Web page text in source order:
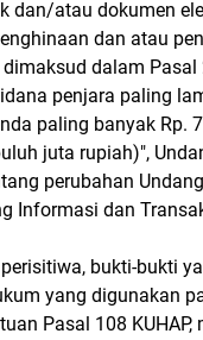
dan/atau dokumen
dan atau
dalam Pasal
penjara paling
paling banyak Rp.
juta rupiah)",
perubahan
Informasi dan
bukti-bukti
yang digunakan
Pasal 108 KUHAP,